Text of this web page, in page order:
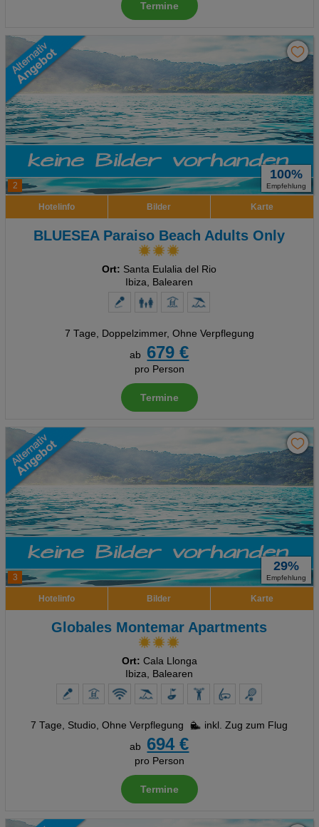
Termine
2
100%
Empfehlung
Hotelinfo Bilder Karte
BLUESEA Paraiso Beach Adults Only
Ort: Santa Eulalia del Rio
Ibiza, Balearen
7 Tage, Doppelzimmer, Ohne Verpflegung
ab
679 €
pro Person
Termine
3
29%
Empfehlung
Hotelinfo Bilder Karte
Globales Montemar Apartments
Ort: Cala Llonga
Ibiza, Balearen
7 Tage, Studio, Ohne Verpflegung
inkl. Zug zum Flug
ab
694 €
pro Person
Termine